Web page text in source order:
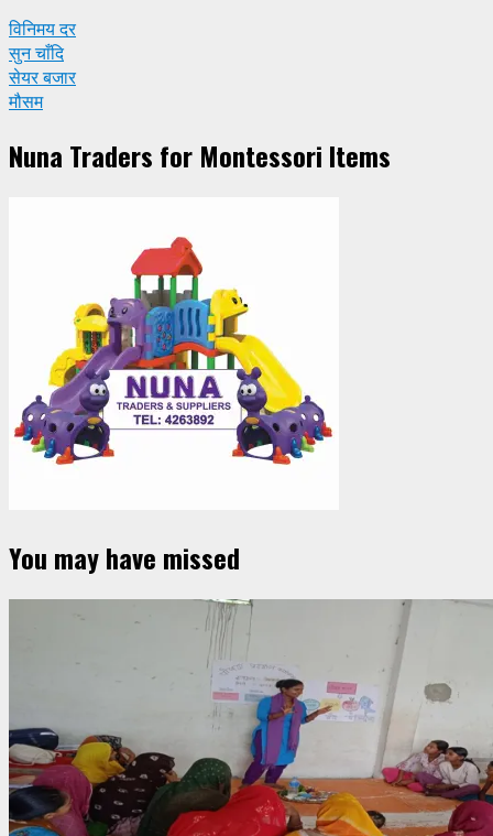
विनिमय दर
सुन चाँदि
सेयर बजार
मौसम
Nuna Traders for Montessori Items
You may have missed